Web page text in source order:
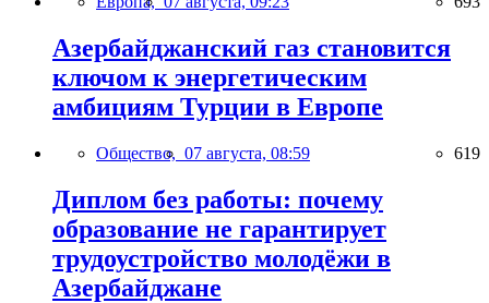
Азербайджанский газ становится
ключом к энергетическим
амбициям Турции в Европе
Общество, 07 августа, 08:59 619
Диплом без работы: почему
образование не гарантирует
трудоустройство молодёжи в
Азербайджане